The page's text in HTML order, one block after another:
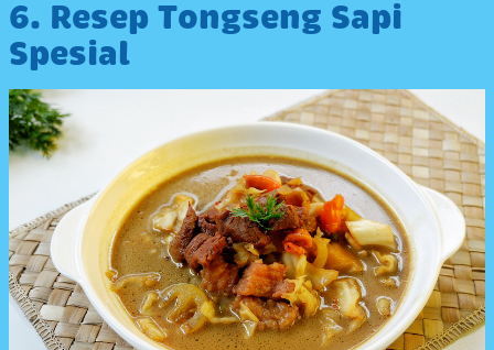
6. Resep Tongseng Sapi
Spesial